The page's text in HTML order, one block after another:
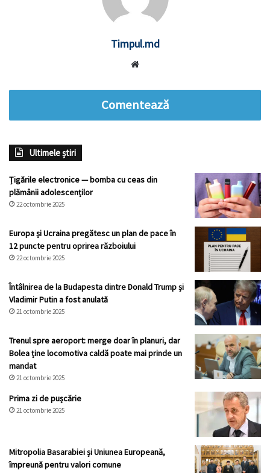
Timpul.md
Comentează
Ultimele știri
Țigările electronice — bomba cu ceas din
plămânii adolescenților
22 octombrie 2025
Europa și Ucraina pregătesc un plan de pace în
12 puncte pentru oprirea războiului
22 octombrie 2025
Întâlnirea de la Budapesta dintre Donald Trump și
Vladimir Putin a fost anulată
21 octombrie 2025
Trenul spre aeroport: merge doar în planuri, dar
Bolea ține locomotiva caldă poate mai prinde un
mandat
21 octombrie 2025
Prima zi de pușcărie
21 octombrie 2025
Mitropolia Basarabiei și Uniunea Europeană,
împreună pentru valori comune